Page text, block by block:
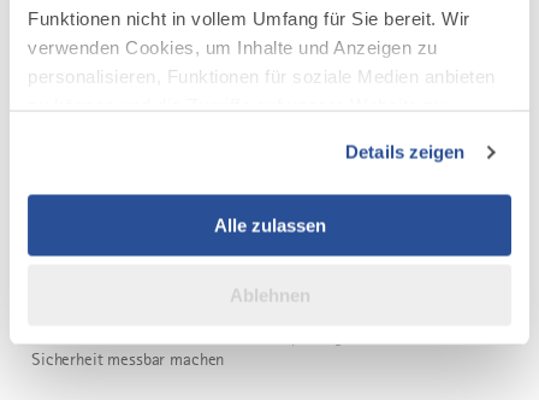
Funktionen nicht in vollem Umfang für Sie bereit. Wir
verwenden Cookies, um Inhalte und Anzeigen zu
personalisieren, Funktionen für soziale Medien anbieten
Verwendung unserer Website an unsere Partner für
soziale Medien, Werbung und Analysen weiter. Unsere
Partner führen diese Informationen möglicherweise mit
weiteren Daten zusammen, die Sie ihnen bereitgestellt
Details zeigen
Alle zulassen
Ablehnen
EINZIGER TERMIN
HR Wissenssnack #20
Sicherheit messbar machen